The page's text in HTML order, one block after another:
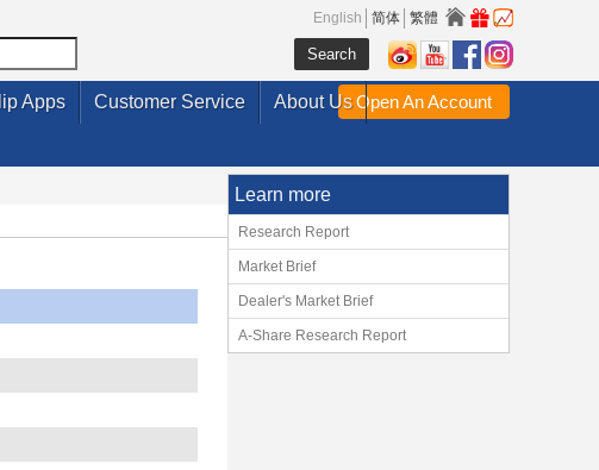
English 简体 繁體
Apps Customer Service About UsOpen An Account
Learn more
Research Report
Market Brief
Dealer's Market Brief
A-Share Research Report